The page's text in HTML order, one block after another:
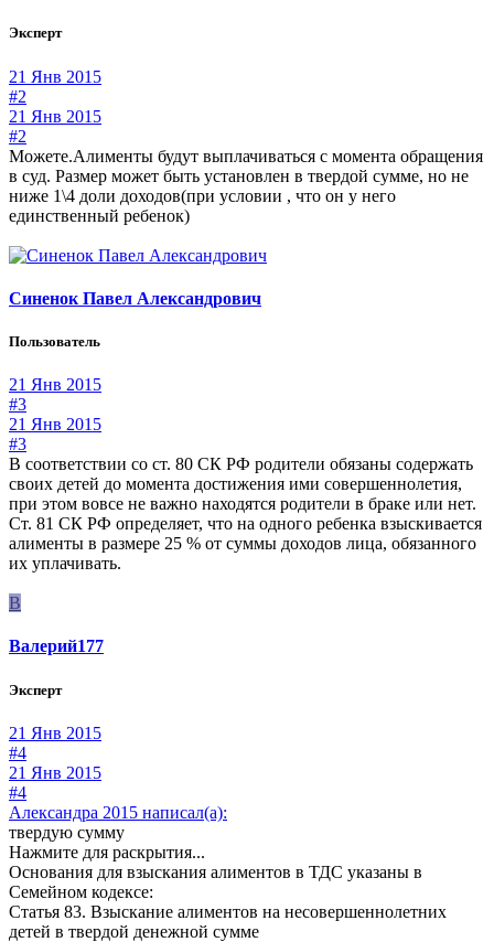
Эксперт
21 Янв 2015
#2
21 Янв 2015
#2
Можете.Алименты будут выплачиваться с момента обращения
в суд. Размер может быть установлен в твердой сумме, но не
ниже 1\4 доли доходов(при условии , что он у него
единственный ребенок)
Синенок Павел Александрович
Пользователь
21 Янв 2015
#3
21 Янв 2015
#3
В соответствии со ст. 80 СК РФ родители обязаны содержать
своих детей до момента достижения ими совершеннолетия,
при этом вовсе не важно находятся родители в браке или нет.
Ст. 81 СК РФ определяет, что на одного ребенка взыскивается
алименты в размере 25 % от суммы доходов лица, обязанного
их уплачивать.
В
Валерий177
Эксперт
21 Янв 2015
#4
21 Янв 2015
#4
Александра 2015 написал(а):
твердую сумму
Нажмите для раскрытия...
Основания для взыскания алиментов в ТДС указаны в
Семейном кодексе:
Статья 83. Взыскание алиментов на несовершеннолетних
детей в твердой денежной сумме